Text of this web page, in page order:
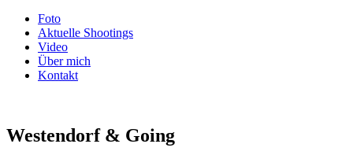
Foto
Aktuelle Shootings
Video
Über mich
Kontakt
Westendorf & Going